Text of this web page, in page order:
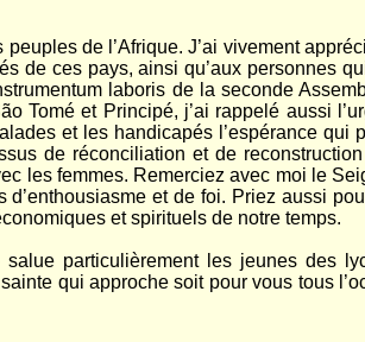
de l’Afrique. J’ai vivement
de ces pays, ainsi qu’aux personnes
laboris de la seconde
Tomé et Principé, j’ai rappelé aussi
et les handicapés l’espérance qui
de réconciliation et de
les femmes. Remerciez avec moi le
et de foi. Priez aussi
et spirituels de notre temps.
particulièrement les jeunes des
qui approche soit pour vous tous